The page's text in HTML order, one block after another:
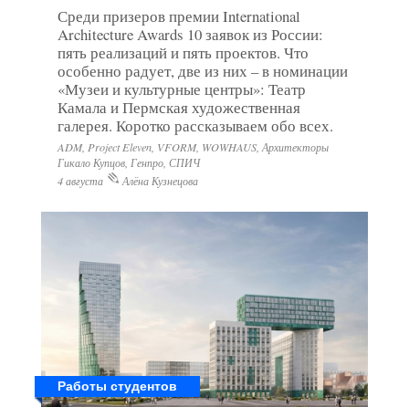
Среди призеров премии International
Architecture Awards 10 заявок из России:
пять реализаций и пять проектов. Что
особенно радует, две из них – в номинации
«Музеи и культурные центры»: Театр
Камала и Пермская художественная
галерея. Коротко рассказываем обо всех.
ADM, Project Eleven, VFORM, WOWHAUS, Архитекторы
Гикало Купцов, Генпро, СПИЧ
4 августа
Алёна Кузнецова
Работы студентов